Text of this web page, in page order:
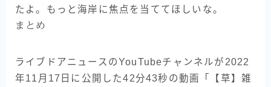
たよ。もっと海岸に焦点を当ててほしいな。
まとめ
ライブドアニュースのYouTubeチャンネルが2022
年11月17日に公開した42分43秒の動画「【草】雑